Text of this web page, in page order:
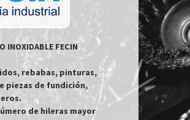
INOXIDABLE FECIN
rebabas, pinturas,
piezas de fundición,
de hileras mayor